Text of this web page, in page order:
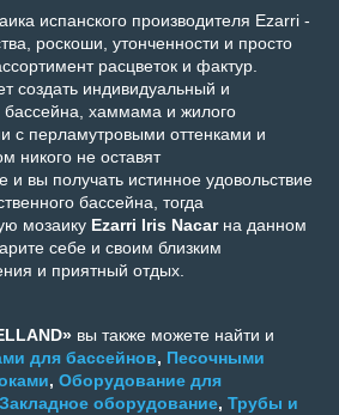
испанского производителя Ezarri -
роскоши, утонченности и просто
расцветок и фактур.
создать индивидуальный и
хаммама и жилого
с перламутровыми оттенками и
никого не оставят
вы получать истинное удовольствие
бассейна, тогда
мозаику Ezarri Iris Nacar на данном
себе и своим близким
и приятный отдых.
вы также можете найти и
для бассейнов, Песочными
, Оборудование для
Закладное оборудование, Трубы и